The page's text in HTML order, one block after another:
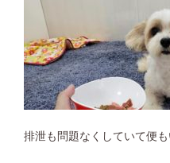
排泄も問題なくしていて便